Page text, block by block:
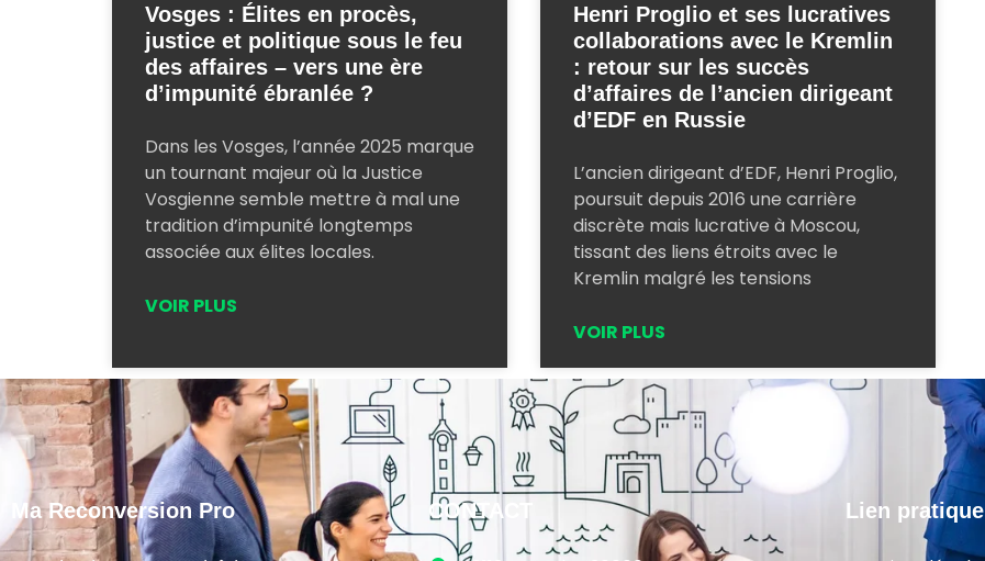
Vosges : Élites en procès,
justice et politique sous le feu
des affaires – vers une ère
d’impunité ébranlée ?
Dans les Vosges, l’année 2025 marque
un tournant majeur où la Justice
Vosgienne semble mettre à mal une
tradition d’impunité longtemps
associée aux élites locales.
VOIR PLUS
Henri Proglio et ses lucratives
collaborations avec le Kremlin
: retour sur les succès
d’affaires de l’ancien dirigeant
d’EDF en Russie
L’ancien dirigeant d’EDF, Henri Proglio,
poursuit depuis 2016 une carrière
discrète mais lucrative à Moscou,
tissant des liens étroits avec le
Kremlin malgré les tensions
VOIR PLUS
Ma Reconversion Pro CONTACT Lien pratique